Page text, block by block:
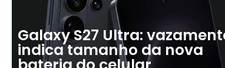
Galaxy S27 Ultra:
indica tamanho da nova